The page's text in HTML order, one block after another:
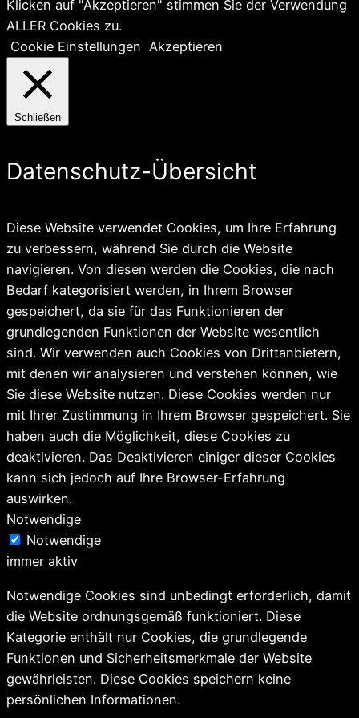
Klicken auf "Akzeptieren" stimmen Sie der Verwendung
ALLER Cookies zu.
Cookie Einstellungen Akzeptieren
Schließen
Datenschutz-Übersicht
Diese Website verwendet Cookies, um Ihre Erfahrung
zu verbessern, während Sie durch die Website
navigieren. Von diesen werden die Cookies, die nach
Bedarf kategorisiert werden, in Ihrem Browser
gespeichert, da sie für das Funktionieren der
grundlegenden Funktionen der Website wesentlich
sind. Wir verwenden auch Cookies von Drittanbietern,
mit denen wir analysieren und verstehen können, wie
Sie diese Website nutzen. Diese Cookies werden nur
mit Ihrer Zustimmung in Ihrem Browser gespeichert. Sie
haben auch die Möglichkeit, diese Cookies zu
deaktivieren. Das Deaktivieren einiger dieser Cookies
kann sich jedoch auf Ihre Browser-Erfahrung
auswirken.
Notwendige
Notwendige
immer aktiv
Notwendige Cookies sind unbedingt erforderlich, damit
die Website ordnungsgemäß funktioniert. Diese
Kategorie enthält nur Cookies, die grundlegende
Funktionen und Sicherheitsmerkmale der Website
gewährleisten. Diese Cookies speichern keine
persönlichen Informationen.